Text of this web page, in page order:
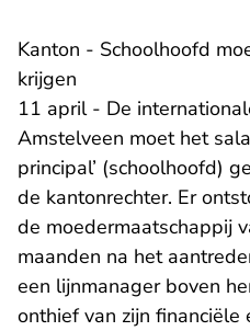
Kanton - Schoolhoofd
krijgen
11 april - De
Amstelveen moet het
principal’ (schoolhoofd)
de kantonrechter. Er
de moedermaatschappij
maanden na het
een lijnmanager boven
onthief van zijn financiële